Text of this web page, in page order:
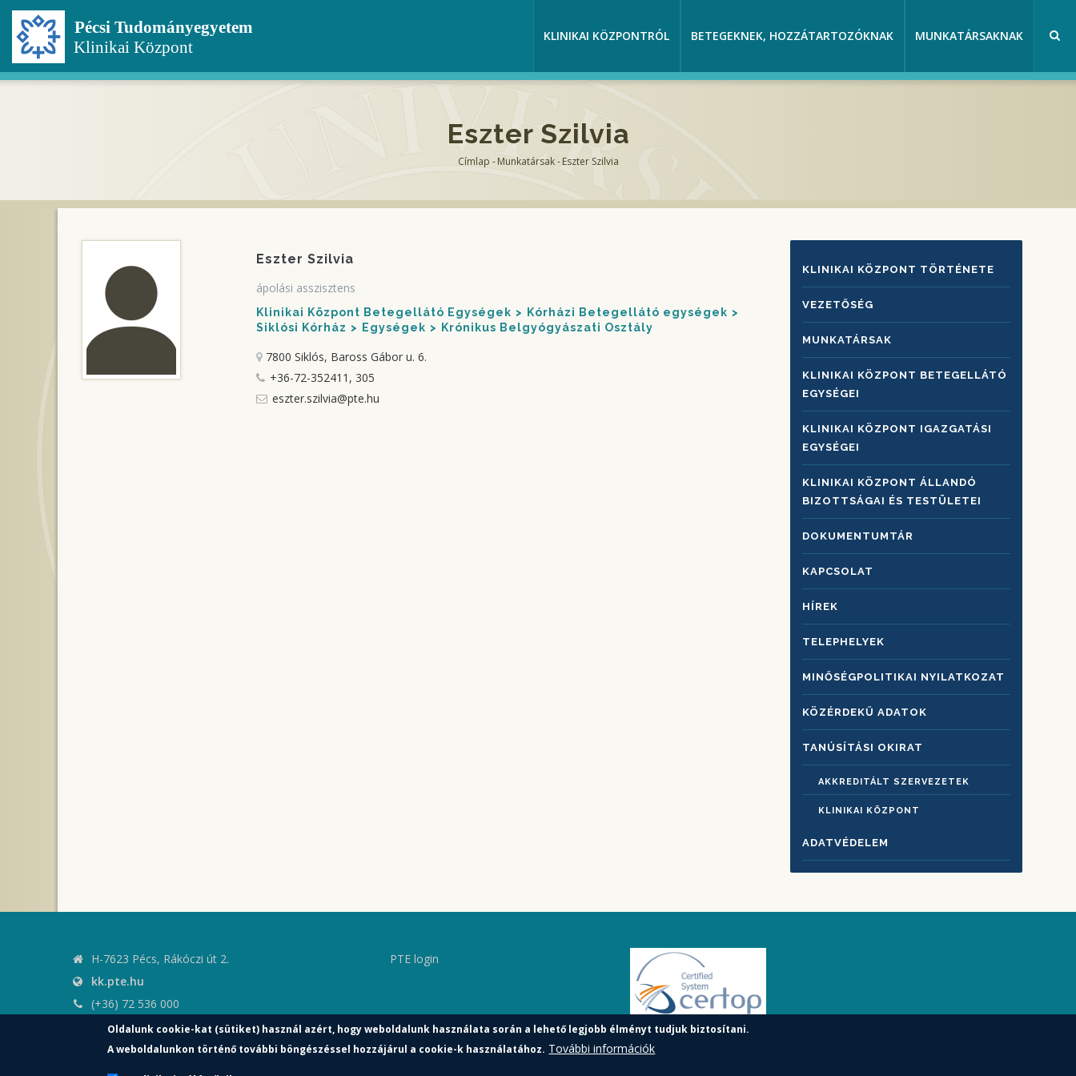
Ugrás
tartalomra
KLINIKAI KÖZPONTRÓL BETEGEKNEK, HOZZÁTARTOZÓKNAK MUNKATÁRSAKNAK
Eszter Szilvia
Címlap - Munkatársak - Eszter Szilvia
Eszter Szilvia
ápolási asszisztens
Klinikai Központ Betegellátó Egységek
Kórházi Betegellátó egységek
Siklósi Kórház
Egységek Krónikus Belgyógyászati Osztály
7800 Siklós, Baross Gábor u. 6.
+36-72-352411, 305
eszter.szilvia@pte.hu
KLINIKAI
KÖZPONTRÓL
KLINIKAI KÖZPONT TÖRTÉNETE
VEZETŐSÉG
MUNKATÁRSAK
KLINIKAI KÖZPONT BETEGELLÁTÓ
EGYSÉGEI
KLINIKAI KÖZPONT IGAZGATÁSI
EGYSÉGEI
KLINIKAI KÖZPONT ÁLLANDÓ
BIZOTTSÁGAI ÉS TESTÜLETEI
DOKUMENTUMTÁR
KAPCSOLAT
HÍREK
TELEPHELYEK
MINŐSÉGPOLITIKAI NYILATKOZAT
KÖZÉRDEKŰ ADATOK
TANÚSÍTÁSI OKIRAT
AKKREDITÁLT SZERVEZETEK
KLINIKAI KÖZPONT
ADATVÉDELEM
H-7623 Pécs, Rákóczi út 2.
kk.pte.hu
(+36) 72 536 000
kk.elnoki.hivatal@pte.hu
pte.hu
PTE login
Oldalunk cookie-kat (sütiket) használ azért, hogy weboldalunk használata során a lehető legjobb élményt tudjuk biztosítani.
A weboldalunkon történő további böngészéssel hozzájárul a cookie-k használatához. További információk